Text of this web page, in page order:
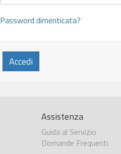
Password dimenticata?
Accedi
Assistenza
Guida al Servizio
Domande Frequenti